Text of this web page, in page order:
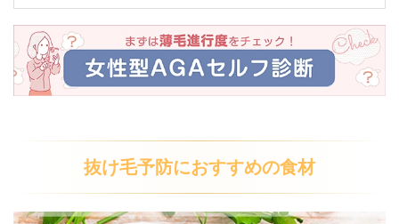
抜け毛予防におすすめの食材